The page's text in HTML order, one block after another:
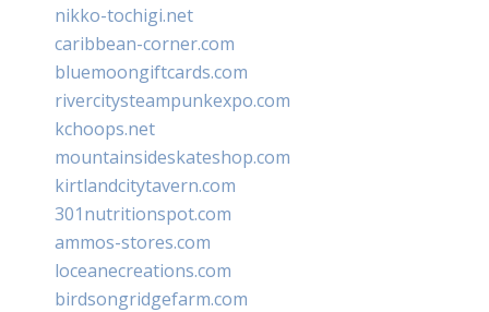
nikko-tochigi.net
caribbean-corner.com
bluemoongiftcards.com
rivercitysteampunkexpo.com
kchoops.net
mountainsideskateshop.com
kirtlandcitytavern.com
301nutritionspot.com
ammos-stores.com
loceanecreations.com
birdsongridgefarm.com